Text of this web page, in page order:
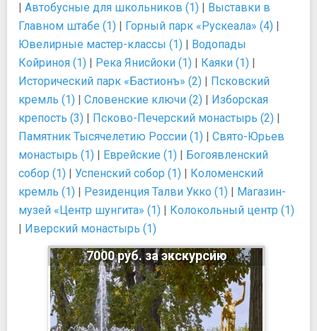
| Автобусные для школьников (1) | Выставки в
Главном штабе (1) | Горный парк «Рускеала» (4) |
Ювелирные мастер-классы (1) | Водопады
Койриноя (1) | Река Янисйоки (1) | Каяки (1) |
Исторический парк «Бастионъ» (2) | Псковский
кремль (1) | Словенские ключи (2) | Изборская
крепость (3) | Псково-Печерский монастырь (2) |
Памятник Тысячелетию России (1) | Свято-Юрьев
монастырь (1) | Еврейские (1) | Богоявленский
собор (1) | Успенский собор (1) | Коломенский
кремль (1) | Резиденция Талви Укко (1) | Магазин-
музей «Центр шунгита» (1) | Колокольный центр (1)
| Иверский монастырь (1)
7000 руб. за экскурсию